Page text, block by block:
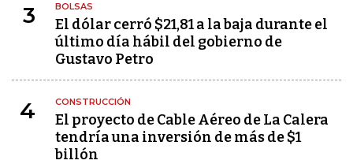
3 BOLSAS
El dólar cerró $21,81 a la baja durante el
último día hábil del gobierno de
Gustavo Petro
4 CONSTRUCCIÓN
El proyecto de Cable Aéreo de La Calera
tendría una inversión de más de $1
billón